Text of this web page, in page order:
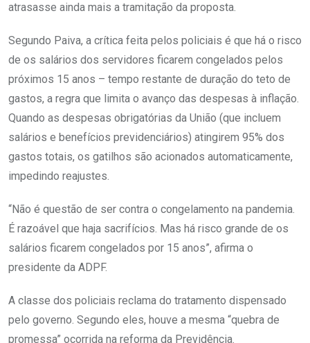
atrasasse ainda mais a tramitação da proposta.
Segundo Paiva, a crítica feita pelos policiais é que há o risco
de os salários dos servidores ficarem congelados pelos
próximos 15 anos – tempo restante de duração do teto de
gastos, a regra que limita o avanço das despesas à inflação.
Quando as despesas obrigatórias da União (que incluem
salários e benefícios previdenciários) atingirem 95% dos
gastos totais, os gatilhos são acionados automaticamente,
impedindo reajustes.
“Não é questão de ser contra o congelamento na pandemia.
É razoável que haja sacrifícios. Mas há risco grande de os
salários ficarem congelados por 15 anos”, afirma o
presidente da ADPF.
A classe dos policiais reclama do tratamento dispensado
pelo governo. Segundo eles, houve a mesma “quebra de
promessa” ocorrida na reforma da Previdência.